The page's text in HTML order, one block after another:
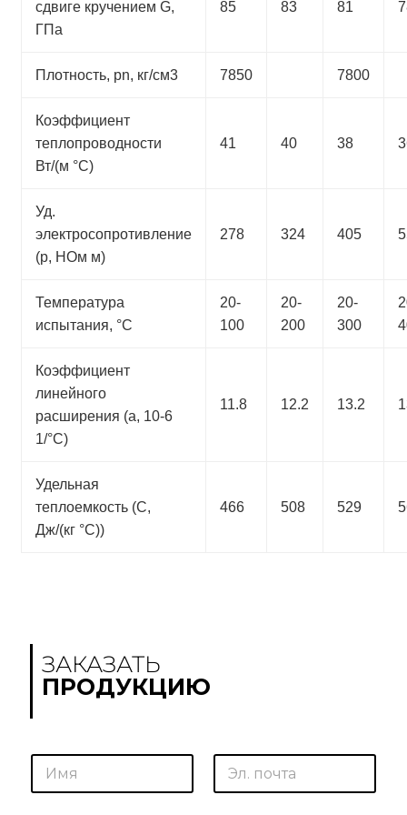
сдвиге кручением G,
ГПа
85 83 81
Плотность, pn, кг/см3 7850 7800
Коэффициент
теплопроводности
Вт/(м °С)
41 40 38
Уд.
электросопротивление
(p, НОм м)
278 324 405
Температура
испытания, °С
20-
100
20-
200
20-
300
Коэффициент
линейного
расширения (a, 10-6
1/°С)
11.8 12.2 13.2
Удельная
теплоемкость (С,
Дж/(кг °С))
466 508 529
ЗАКАЗАТЬ
ПРОДУКЦИЮ
И
я
Э
.